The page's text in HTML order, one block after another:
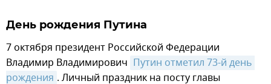
День рождения Путина
7 октября президент Российской Федерации
Владимир Владимирович Путин отметил 73-й день
рождения . Личный праздник на посту главы